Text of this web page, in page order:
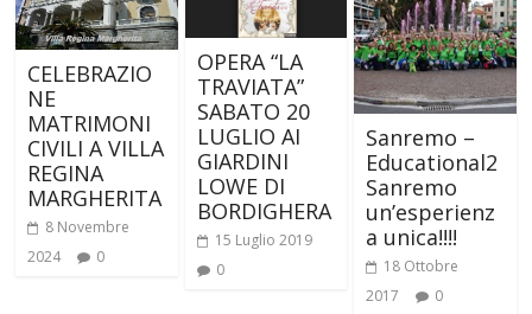
CELEBRAZIO
NE
MATRIMONI
CIVILI A VILLA
REGINA
MARGHERITA
8 Novembre
2024
0
OPERA “LA
TRAVIATA”
SABATO 20
LUGLIO AI
GIARDINI
LOWE DI
BORDIGHERA
15 Luglio 2019
0
Sanremo –
Educational2
Sanremo
un’esperienz
a unica!!!!
18 Ottobre
2017
0